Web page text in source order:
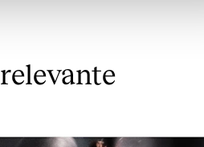
relevante